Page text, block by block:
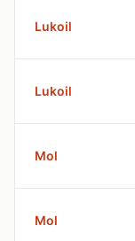
Lukoil
Lukoil
Mol
Mol